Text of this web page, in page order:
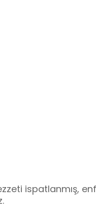
ispatlanmış,